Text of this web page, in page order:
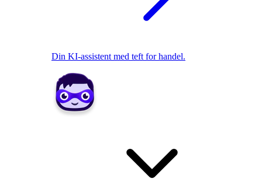
Din KI-assistent med teft for handel.